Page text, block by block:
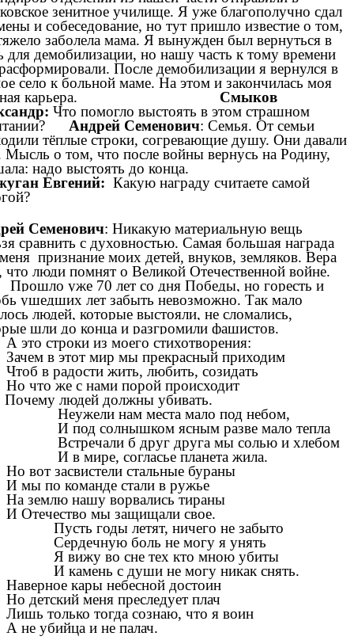
зенитное училище. Я уже благополучно сдал
и собеседование, но тут пришло известие о том,
заболела мама. Я вынужден был вернуться в
для демобилизации, но нашу часть к тому времени
После демобилизации я вернулся в
село к больной маме. На этом и закончилась моя
карьера. Смыков
Что помогло выстоять в этом страшном
Андрей Семенович: Семья. От семьи
тёплые строки, согревающие душу. Они давали
Мысль о том, что после войны вернусь на Родину,
надо выстоять до конца.
Евгений: Какую награду считаете самой
Семенович: Никакую материальную вещь
сравнить с духовностью. Самая большая награда
признание моих детей, внуков, земляков. Вера
что люди помнят о Великой Отечественной войне.
Прошло уже 70 лет со дня Победы, но горесть и
ушедших лет забыть невозможно. Так мало
людей, которые выстояли, не сломались,
шли до конца и разгромили фашистов.
А это строки из моего стихотворения:
Зачем в этот мир мы прекрасный приходим
Чтоб в радости жить, любить, созидать
Но что же с нами порой происходит
людей должны убивать.
Неужели нам места мало под небом,
И под солнышком ясным разве мало тепла
Встречали б друг друга мы солью и хлебом
И в мире, согласье планета жила.
Но вот засвистели стальные бураны
И мы по команде стали в ружье
На землю нашу ворвались тираны
И Отечество мы защищали свое.
Пусть годы летят, ничего не забыто
Сердечную боль не могу я унять
Я вижу во сне тех кто мною убиты
И камень с души не могу никак снять.
Наверное кары небесной достоин
Но детский меня преследует плач
Лишь только тогда сознаю, что я воин
А не убийца и не палач.